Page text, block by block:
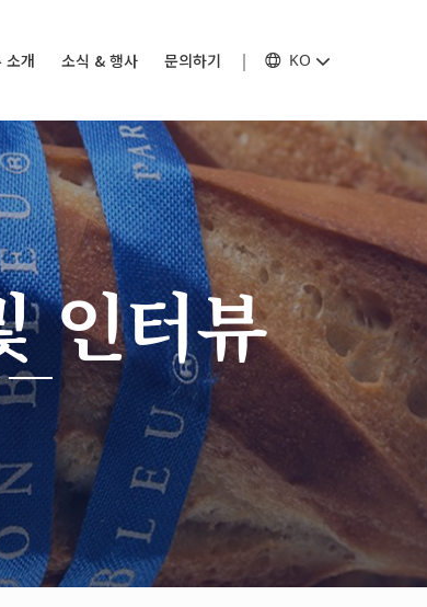
소개 소식 & 행사 문의하기 KO
인터뷰